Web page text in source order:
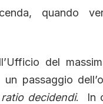
quando
del
passaggio
ratio decidendi. In